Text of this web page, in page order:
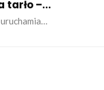
tarło –...